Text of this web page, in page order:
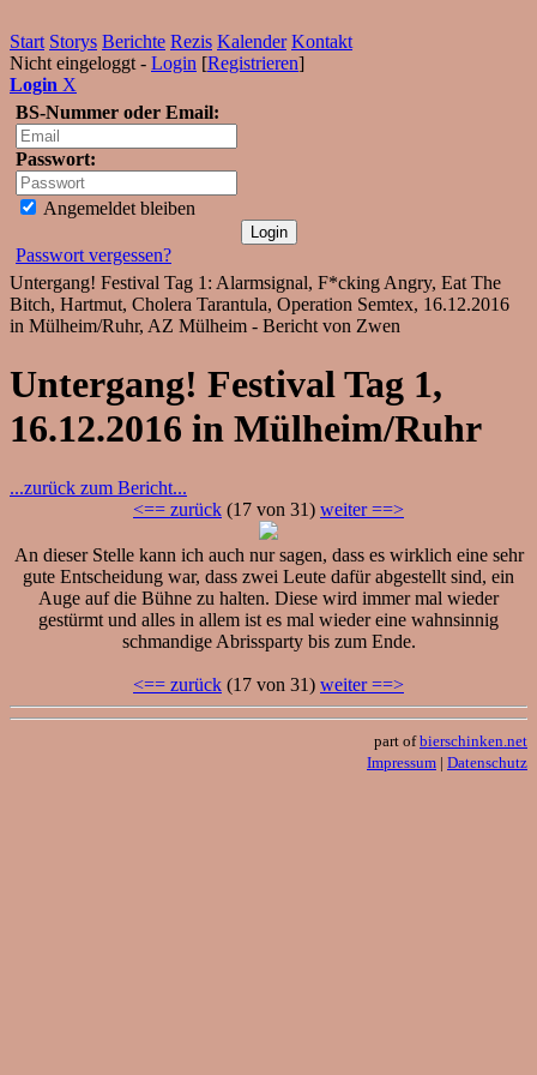
Start Storys Berichte Rezis Kalender Kontakt
Nicht eingeloggt - Login [Registrieren]
Login X
BS-Nummer oder Email:
Passwort:
Angemeldet bleiben
Passwort vergessen?
Untergang! Festival Tag 1: Alarmsignal, F*cking Angry, Eat The
Bitch, Hartmut, Cholera Tarantula, Operation Semtex, 16.12.2016
in Mülheim/Ruhr, AZ Mülheim - Bericht von Zwen
Untergang! Festival Tag 1,
16.12.2016 in Mülheim/Ruhr
...zurück zum Bericht...
<== zurück (17 von 31) weiter ==>
An dieser Stelle kann ich auch nur sagen, dass es wirklich eine sehr
gute Entscheidung war, dass zwei Leute dafür abgestellt sind, ein
Auge auf die Bühne zu halten. Diese wird immer mal wieder
gestürmt und alles in allem ist es mal wieder eine wahnsinnig
schmandige Abrissparty bis zum Ende.
<== zurück (17 von 31) weiter ==>
part ofbierschinken.net
Impressum | Datenschutz